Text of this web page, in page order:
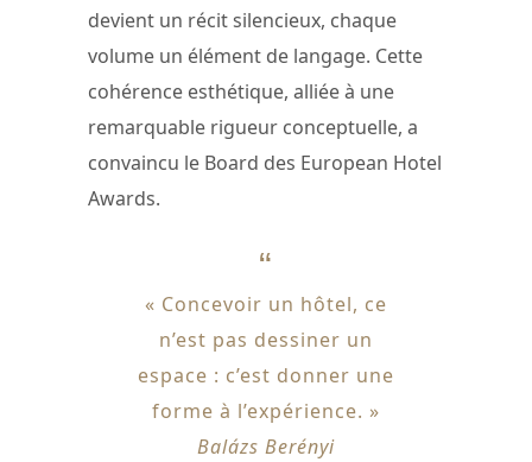
devient un récit silencieux, chaque
volume un élément de langage. Cette
cohérence esthétique, alliée à une
remarquable rigueur conceptuelle, a
convaincu le Board des European Hotel
Awards.
« Concevoir un hôtel, ce
n’est pas dessiner un
espace : c’est donner une
forme à l’expérience. »
Balázs Berényi